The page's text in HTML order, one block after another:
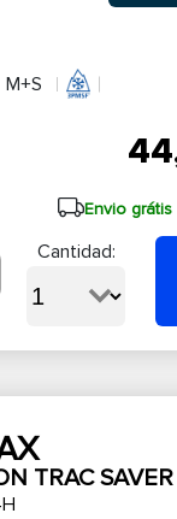
M+S
Envio
Cantidad:
TRAC SAVER